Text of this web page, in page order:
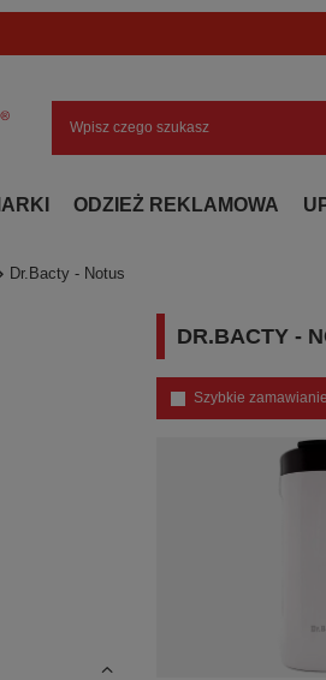
ODZIEŻ REKLAMOWA
Dr.Bacty - Notus
DR.BACTY -
Szybkie zamawianie